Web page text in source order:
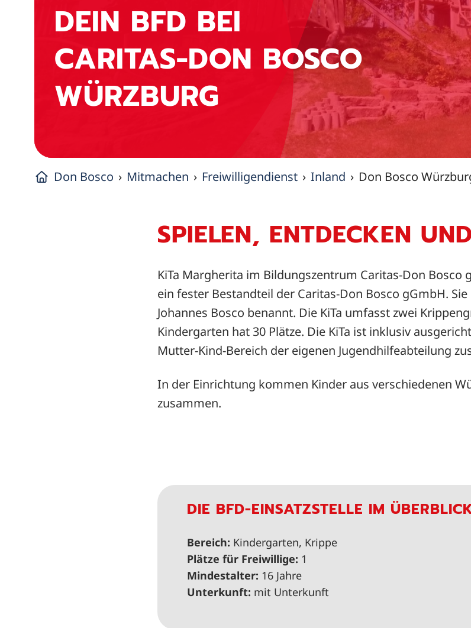
DEIN BFD BEI
CARITAS-DON BOSCO
WÜRZBURG
Don Bosco Mitmachen Freiwilligendienst Inland Don Bosco
SPIELEN, ENTDECKEN
KiTa Margherita im Bildungszentrum Caritas-Don Bosco
ein fester Bestandteil der Caritas-Don Bosco gGmbH.
Johannes Bosco benannt. Die KiTa umfasst zwei
Kindergarten hat 30 Plätze. Die KiTa ist inklusiv
Mutter-Kind-Bereich der eigenen Jugendhilfeabteilung
In der Einrichtung kommen Kinder aus verschiedenen
zusammen.
DIE BFD-EINSATZSTELLE IM
Bereich: Kindergarten, Krippe
Plätze für Freiwillige: 1
Mindestalter: 16 Jahre
Unterkunft: mit Unterkunft